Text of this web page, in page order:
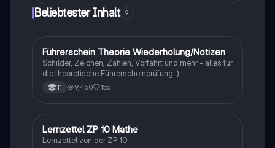
die verschiedenen Selektionsarten und die
im Grundkurs.
Beliebtester Inhalt 9
Lerntipps
Führerschein Theorie Wiederholung/Notizen
Schilder, Zeichen, Zahlen, Vorfahrt und mehr - alles für
die theoretische Führerscheinprüfung :)
11 9,450 155
Mathe
Lernzettel ZP 10 Mathe
Lernzettel von der ZP 10